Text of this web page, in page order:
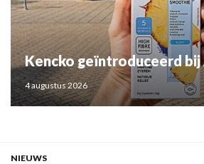
Kencko geïntroduceerd bij
4 augustus 2026
NIEUWS